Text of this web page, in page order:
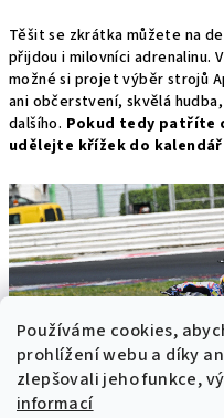
Používáme cookies,
prohlížení webu a díky
zlepšovali jeho funkce,
informací
Těšit se zkrátka můžete na
přijdou i milovníci adrenalinu.
možné si projet výběr strojů
ani občerstvení, skvělá
dalšího. Pokud tedy patříte
udělejte křížek do